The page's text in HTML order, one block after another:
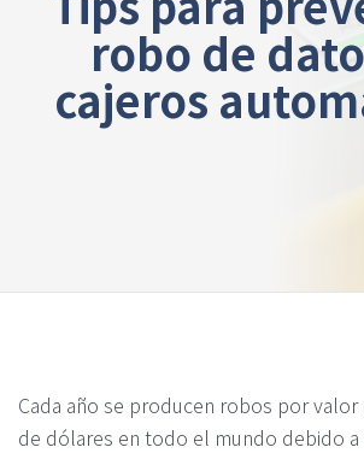
robo de
cajeros
Cada año se producen robos por
de dólares en todo el mundo debido a